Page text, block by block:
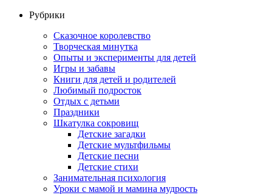
Рубрики
Сказочное королевство
Творческая минутка
Опыты и эксперименты для детей
Игры и забавы
Книги для детей и родителей
Любимый подросток
Отдых с детьми
Праздники
Шкатулка сокровищ
Детские загадки
Детские мультфильмы
Детские песни
Детские стихи
Занимательная психология
Уроки с мамой и мамина мудрость